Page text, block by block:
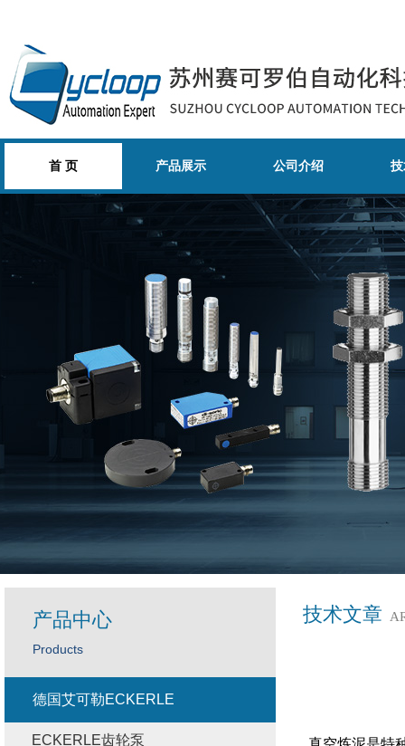
首 页 产品展示 公司介绍
技术文章
产品中心
Products
德国艾可勒ECKERLE
ECKERLE齿轮泵